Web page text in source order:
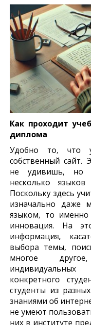
Как проходит
диплома
Удобно то, что
собственный сайт.
не удивишь, но
несколько
Поскольку здесь
изначально даже
языком, то
инновация. На
информация,
выбора темы,
многое
конкретного
студенты из
знаниями об
не умеют
них в институте